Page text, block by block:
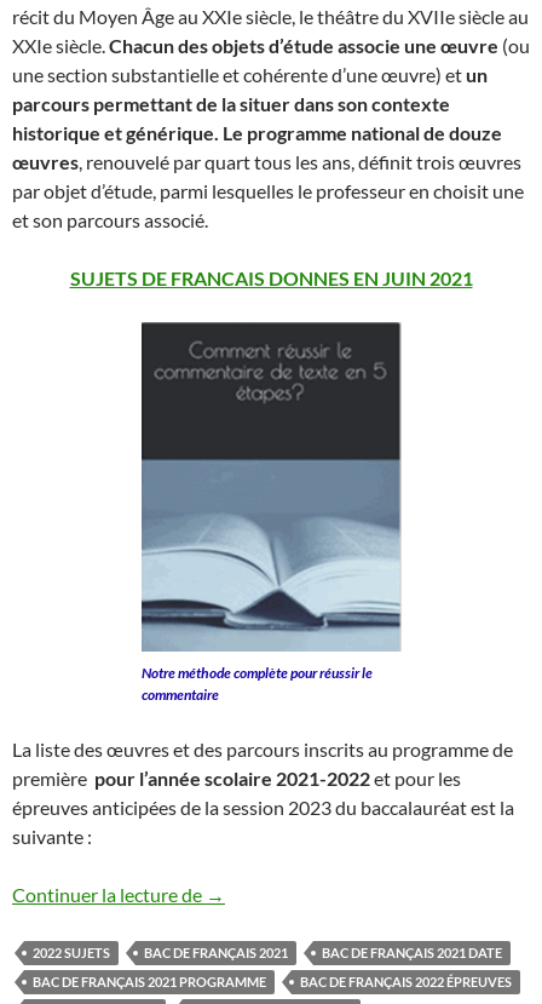
récit du Moyen Âge au XXIe siècle, le théâtre du XVIIe siècle au
XXIe siècle.Chacun des objets d’étude associe une œuvre (ou
une section substantielle et cohérente d’une œuvre) etun
parcours permettant de la situer dans son contexte
historique et générique. Le programme national de douze
œuvres, renouvelé par quart tous les ans, définit trois œuvres
par objet d’étude, parmi lesquelles le professeur en choisit une
et son parcours associé.
SUJETS DE FRANCAIS DONNES EN JUIN 2021
Notre méthode complète pour réussir le
commentaire
La liste des œuvres et des parcours inscrits au programme de
première pour l’année scolaire 2021-2022et pour les
épreuves anticipées de la session 2023 du baccalauréat est la
suivante :
Continuer la lecture de BAC DE FRANÇAIS 2021-2022
→
2022 SUJETS BAC DE FRANÇAIS 2021
BAC DE FRANÇAIS 2021 DATE
BAC DE FRANÇAIS 2021 PROGRAMME
BAC DE FRANÇAIS 2022 ÉPREUVES